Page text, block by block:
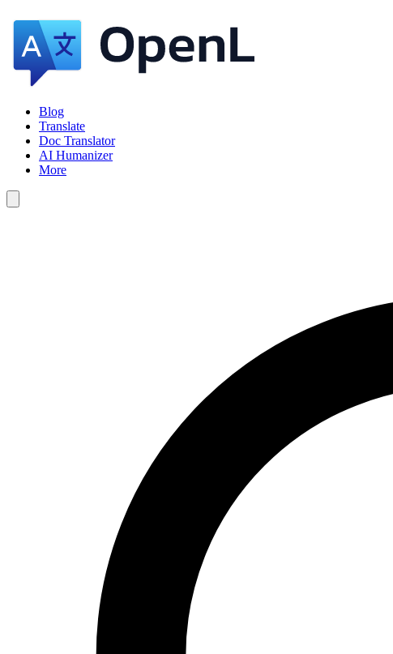
Blog
Translate
Doc Translator
AI Humanizer
More